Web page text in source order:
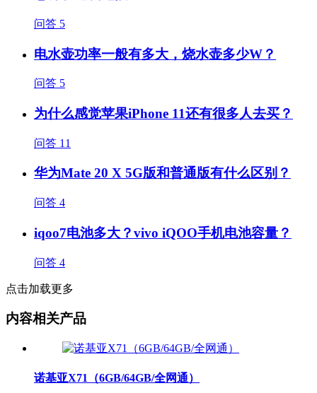
问答 5
电水壶功率一般有多大，烧水壶多少W？
问答 5
为什么感觉苹果iPhone 11还有很多人去买？
问答 11
华为Mate 20 X 5G版和普通版有什么区别？
问答 4
iqoo7电池多大？vivo iQOO手机电池容量？
问答 4
点击加载更多
内容相关产品
诺基亚X71（6GB/64GB/全网通）